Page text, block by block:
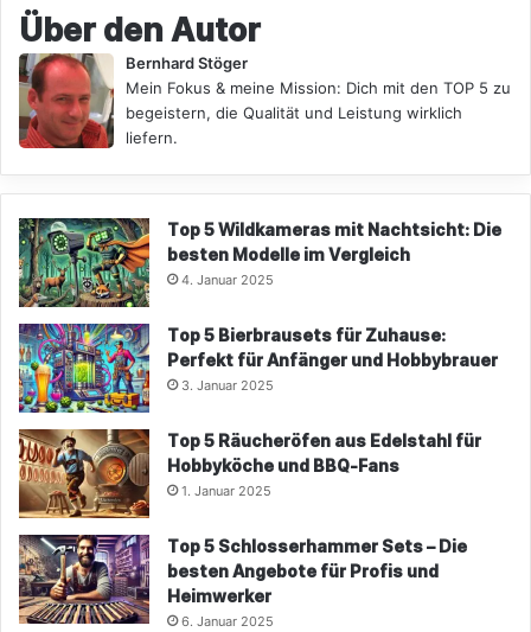
Über den Autor
Bernhard Stöger
Mein Fokus & meine Mission: Dich mit den TOP 5 zu
begeistern, die Qualität und Leistung wirklich
liefern.
Top 5 Wildkameras mit Nachtsicht: Die
besten Modelle im Vergleich
4. Januar 2025
Top 5 Bierbrausets für Zuhause:
Perfekt für Anfänger und Hobbybrauer
3. Januar 2025
Top 5 Räucheröfen aus Edelstahl für
Hobbyköche und BBQ-Fans
1. Januar 2025
Top 5 Schlosserhammer Sets – Die
besten Angebote für Profis und
Heimwerker
6. Januar 2025